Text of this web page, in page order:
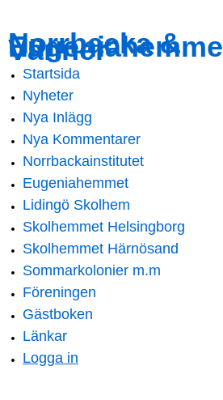
main
content
navigation
Norrbacka &
Vänner
Main menu
Startsida
Nyheter
Nya Inlägg
Nya Kommentarer
Norrbackainstitutet
Eugeniahemmet
Lidingö Skolhem
Skolhemmet Helsingborg
Skolhemmet Härnösand
Sommarkolonier m.m
Föreningen
Gästboken
Länkar
Logga in